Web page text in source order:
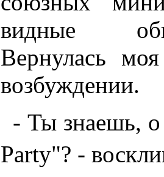
видные
Вернулась
возбуждении.
- Ты знаешь,
Party"? -